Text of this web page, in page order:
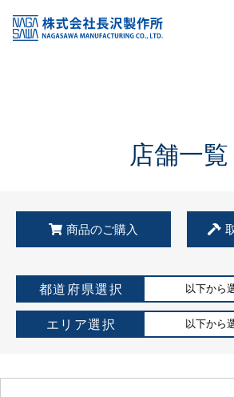
KSS加盟店・取扱店情報
店舗一覧
店舗一覧
商品のご購入
都道府県選択 以下から
エリア選択 以下から